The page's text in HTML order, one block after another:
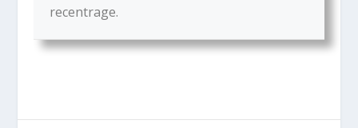
recentrage.